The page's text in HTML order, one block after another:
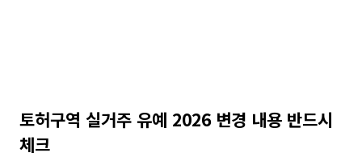
토허구역 실거주 유예 2026 변경 내용 반드시
체크